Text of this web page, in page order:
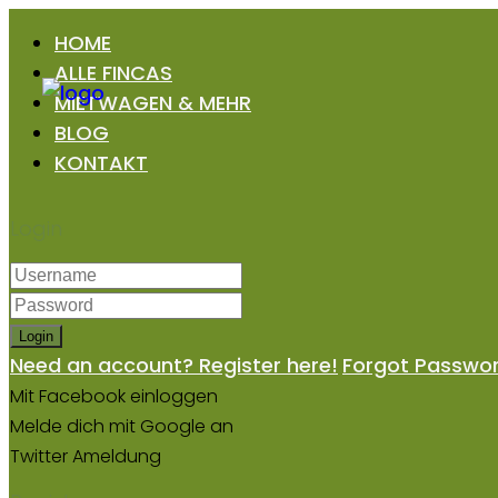
HOME
ALLE FINCAS
MIETWAGEN & MEHR
BLOG
KONTAKT
Login
Login
Need an account? Register here! Forgot
Mit Facebook einloggen
Melde dich mit Google an
Twitter Ameldung